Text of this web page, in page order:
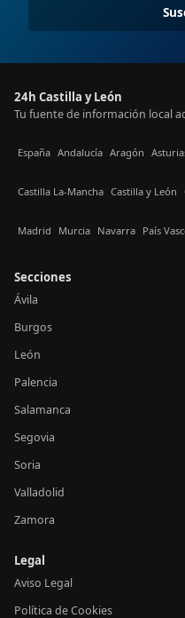
24h Castilla y León
Tu fuente de información local
España Andalucía Aragón
Castilla La-Mancha Castilla y León
Madrid Murcia Navarra País
Secciones
Ávila
Burgos
León
Palencia
Salamanca
Segovia
Soria
Valladolid
Zamora
Legal
Aviso Legal
Política de Cookies